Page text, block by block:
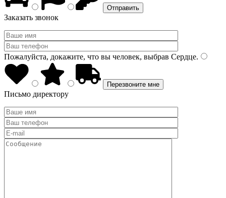
Заказать звонок
Пожалуйста, докажите, что вы человек, выбрав Сердце.
Письмо директору